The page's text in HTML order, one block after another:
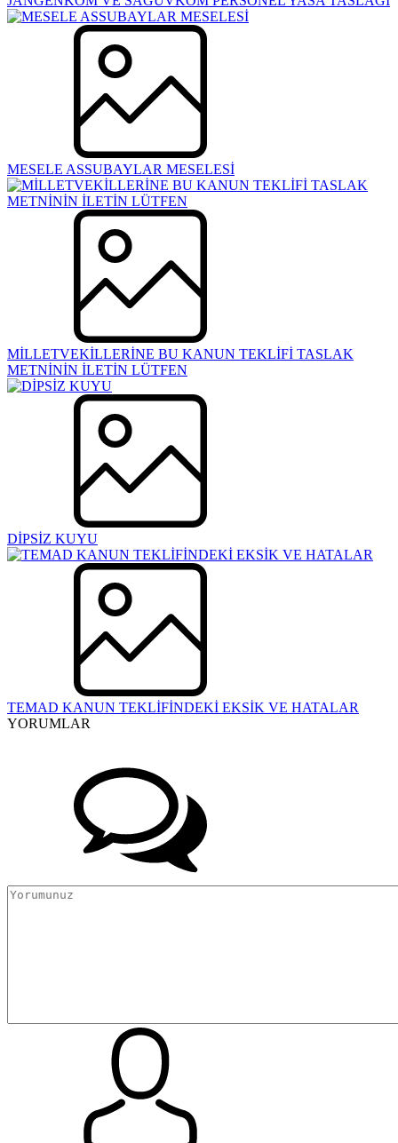
MESELE ASSUBAYLAR MESELESİ
MİLLETVEKİLLERİNE BU KANUN TEKLİFİ TASLAK
METNİNİN İLETİN LÜTFEN
DİPSİZ KUYU
TEMAD KANUN TEKLİFİNDEKİ EKSİK VE HATALAR
YORUMLAR